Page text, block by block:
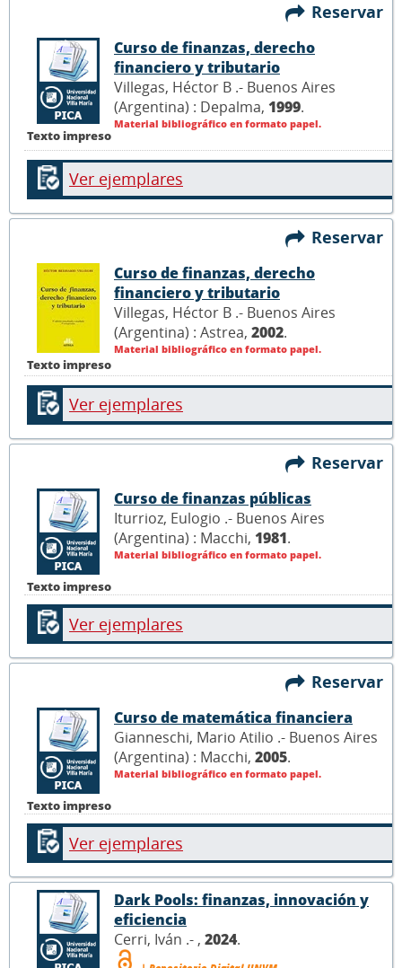
Reservar
Texto impreso
Curso de finanzas, derecho
financiero y tributario
Villegas, Héctor B .- Buenos Aires
(Argentina) : Depalma, 1999.
Material bibliográfico en formato papel.
Ver ejemplares
Reservar
Texto impreso
Curso de finanzas, derecho
financiero y tributario
Villegas, Héctor B .- Buenos Aires
(Argentina) : Astrea, 2002.
Material bibliográfico en formato papel.
Ver ejemplares
Reservar
Texto impreso
Curso de finanzas públicas
Iturrioz, Eulogio .- Buenos Aires
(Argentina) : Macchi, 1981.
Material bibliográfico en formato papel.
Ver ejemplares
Reservar
Texto impreso
Curso de matemática financiera
Gianneschi, Mario Atilio .- Buenos Aires
(Argentina) : Macchi, 2005.
Material bibliográfico en formato papel.
Ver ejemplares
Dark Pools: finanzas, innovación y
eficiencia
Cerri, Iván .- , 2024.